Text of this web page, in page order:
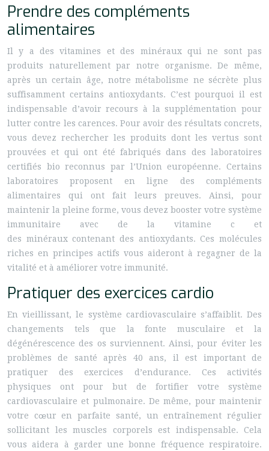
Prendre des compléments
alimentaires
Il y a des vitamines et des minéraux qui ne sont pas
produits naturellement par notre organisme. De même,
après un certain âge, notre métabolisme ne sécrète plus
suffisamment certains antioxydants. C’est pourquoi il est
indispensable d’avoir recours à la supplémentation pour
lutter contre les carences. Pour avoir des résultats concrets,
vous devez rechercher les produits dont les vertus sont
prouvées et qui ont été fabriqués dans des laboratoires
certifiés bio reconnus par l’Union européenne. Certains
laboratoires proposent en ligne des compléments
alimentaires qui ont fait leurs preuves. Ainsi, pour
maintenir la pleine forme, vous devez booster votre système
immunitaire avec de la vitamine c et
des minéraux contenant des antioxydants. Ces molécules
riches en principes actifs vous aideront à regagner de la
vitalité et à améliorer votre immunité.
Pratiquer des exercices cardio
En vieillissant, le système cardiovasculaire s’affaiblit. Des
changements tels que la fonte musculaire et la
dégénérescence des os surviennent. Ainsi, pour éviter les
problèmes de santé après 40 ans, il est important de
pratiquer des exercices d’endurance. Ces activités
physiques ont pour but de fortifier votre système
cardiovasculaire et pulmonaire. De même, pour maintenir
votre cœur en parfaite santé, un entraînement régulier
sollicitant les muscles corporels est indispensable. Cela
vous aidera à garder une bonne fréquence respiratoire.